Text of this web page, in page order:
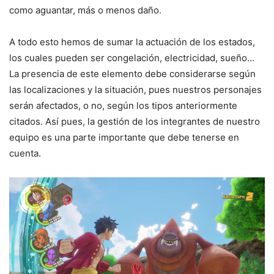
como aguantar, más o menos daño.
A todo esto hemos de sumar la actuación de los estados,
los cuales pueden ser congelación, electricidad, sueño…
La presencia de este elemento debe considerarse según
las localizaciones y la situación, pues nuestros personajes
serán afectados, o no, según los tipos anteriormente
citados. Así pues, la gestión de los integrantes de nuestro
equipo es una parte importante que debe tenerse en
cuenta.